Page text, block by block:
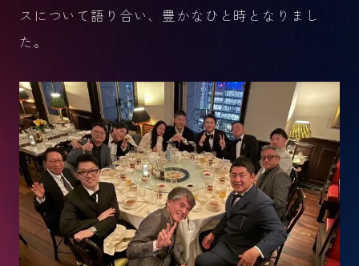
スについて語り合い、豊かなひと時となりまし
た。